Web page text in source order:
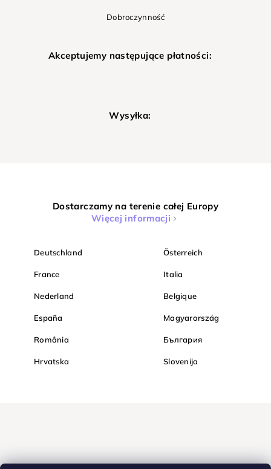
Dobroczynność
Akceptujemy następujące płatności:
Wysyłka:
Dostarczamy na terenie całej Europy
Więcej informacji
Deutschland Österreich
France Italia
Nederland Belgique
España Magyarország
România България
Hrvatska Slovenija